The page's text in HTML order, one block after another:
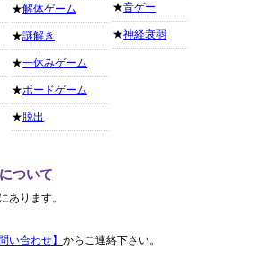
★解体ゲーム
★謎解き
★一休みゲーム
★ボードゲーム
★ 脱出
★音ゲー
★神経衰弱
ついて
あります。
い合わせ】 からご連絡下さい。